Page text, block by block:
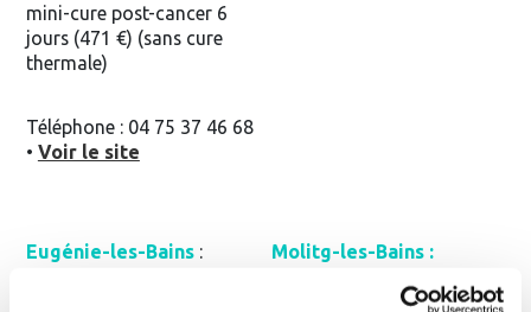
mini-cure post-cancer 6
jours (471 €) (sans cure
thermale)
Téléphone : 04 75 37 46 68
• Voir le site
Eugénie-les-Bains: Molitg-les-Bains :